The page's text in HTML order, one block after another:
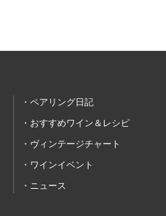
ペアリング日記
おすすめワイン＆レシピ
ヴィンテージチャート
ワインイベント
ニュース